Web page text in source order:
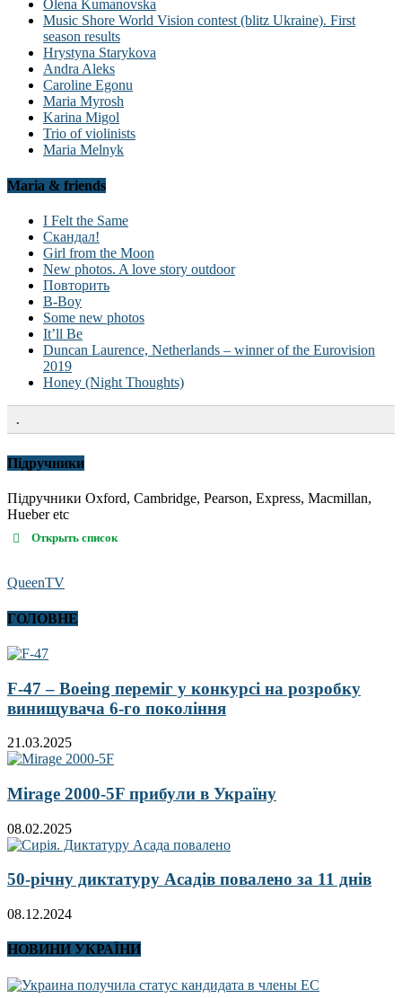
Olena Kumanovska
Music Shore World Vision contest (blitz Ukraine). First
season results
Hrystyna Starykova
Andra Aleks
Caroline Egonu
Maria Myrosh
Karina Migol
Trio of violinists
Maria Melnyk
Maria & friends
I Felt the Same
Скандал!
Girl from the Moon
New photos. A love story outdoor
Повторить
B-Boy
Some new photos
It’ll Be
Duncan Laurence, Netherlands – winner of the Eurovision
2019
Honey (Night Thoughts)
.
Підручники
Підручники Oxford, Cambridge, Pearson, Express, Macmillan,
Hueber etc
Открыть список
QueenTV
ГОЛОВНЕ
F-47 – Boeing переміг у конкурсі на розробку
винищувача 6-го покоління
21.03.2025
Mirage 2000-5F прибули в Україну
08.02.2025
50-річну диктатуру Асадів повалено за 11 днів
08.12.2024
НОВИНИ УКРАЇНИ